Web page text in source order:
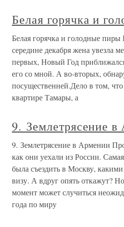
Белая горячка и
Белая горячка и голодные пиры
середине декабря жена увезла
первых, Новый Год
его со мной. А во-вторых,
посущественней.Дело в том,
квартире Тамары, а
9. Землетрясение
9. Землетрясение в Армении
как они уехали из России.
была съездить в Москву,
визу. А вдруг опять откажут?
момент может случиться
года по миру